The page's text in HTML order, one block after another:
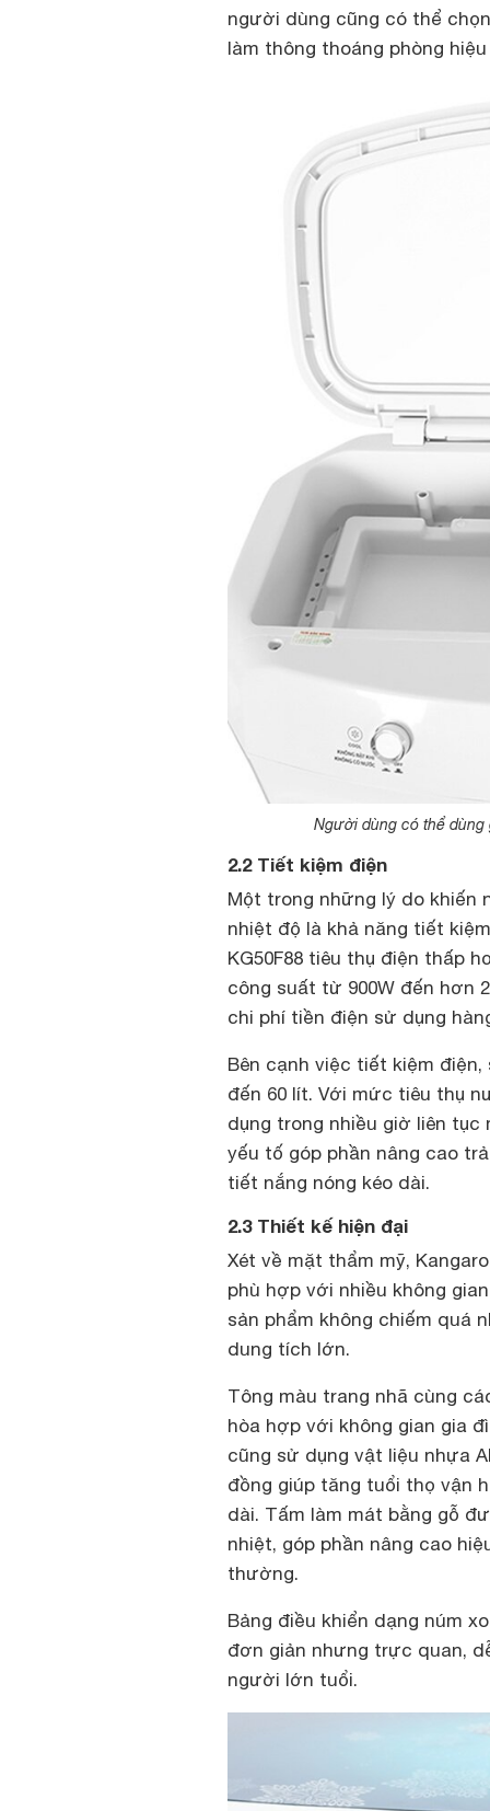
người dùng cũng có thể
làm thông thoáng phòng
Người dùng có thể dùng
2.2 Tiết kiệm điện
Một trong những lý do khiến
nhiệt độ là khả năng tiết
KG50F88 tiêu thụ điện thấp
công suất từ 900W đến hơn
chi phí tiền điện sử dụng
Bên cạnh việc tiết kiệm
đến 60 lít. Với mức tiêu thụ
dụng trong nhiều giờ liên
yếu tố góp phần nâng cao
tiết nắng nóng kéo dài.
2.3 Thiết kế hiện đại
Xét về mặt thẩm mỹ,
phù hợp với nhiều không
sản phẩm không chiếm quá
dung tích lớn.
Tông màu trang nhã cùng
hòa hợp với không gian gia
cũng sử dụng vật liệu nhựa
đồng giúp tăng tuổi thọ vận
dài. Tấm làm mát bằng gỗ
nhiệt, góp phần nâng cao
thường.
Bảng điều khiển dạng núm
đơn giản nhưng trực quan,
người lớn tuổi.